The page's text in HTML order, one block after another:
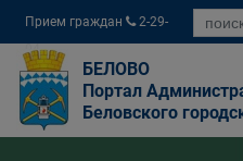
Прием граждан
2-29-
04
БЕЛОВО
Портал
Беловского